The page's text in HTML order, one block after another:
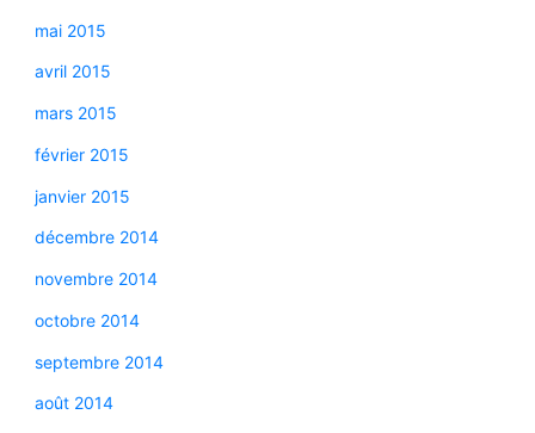
mai 2015
avril 2015
mars 2015
février 2015
janvier 2015
décembre 2014
novembre 2014
octobre 2014
septembre 2014
août 2014